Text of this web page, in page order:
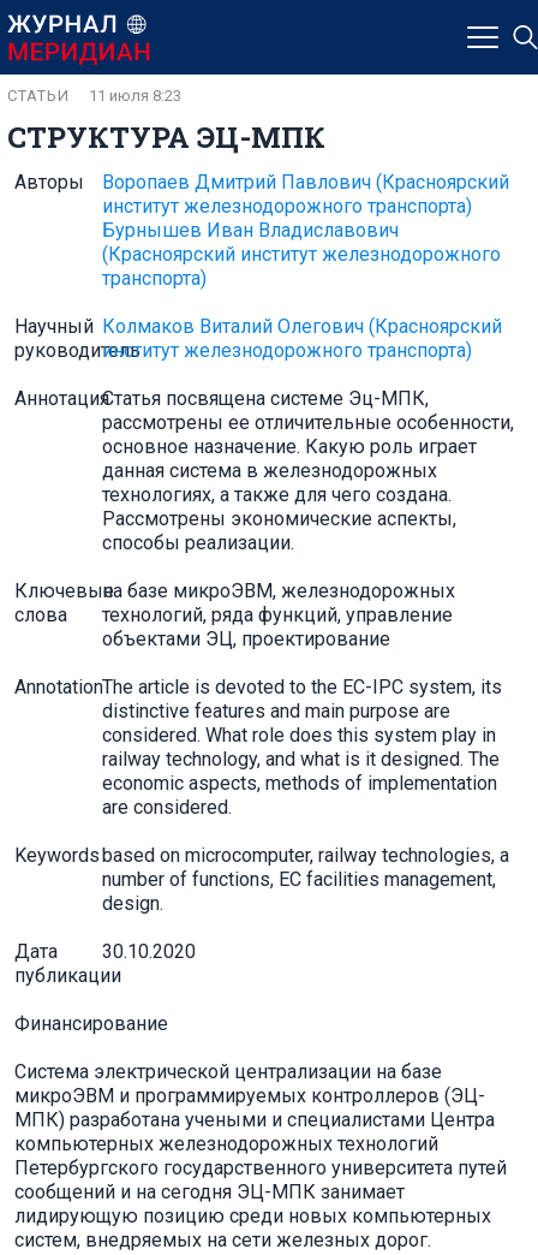
CТРУКТУРА ЭЦ-МПК
СТАТЬИ 11 июля 8:23
Авторы Воропаев Дмитрий Павлович (Красноярский
институт железнодорожного транспорта)
Бурнышев Иван Владиславович
(Красноярский институт железнодорожного
транспорта)
Научный
руководитель
Колмаков Виталий Олегович (Красноярский
институт железнодорожного транспорта)
АннотацияСтатья посвящена системе Эц-МПК,
рассмотрены ее отличительные особенности,
основное назначение. Какую роль играет
данная система в железнодорожных
технологиях, а также для чего создана.
Рассмотрены экономические аспекты,
способы реализации.
Ключевые
слова
на базе микроЭВМ, железнодорожных
технологий, ряда функций, управление
объектами ЭЦ, проектирование
AnnotationThe article is devoted to the EC-IPC system, its
distinctive features and main purpose are
considered. What role does this system play in
railway technology, and what is it designed. The
economic aspects, methods of implementation
are considered.
Keywordsbased on microcomputer, railway technologies, a
number of functions, EC facilities management,
design.
Дата
публикации
30.10.2020
Финансирование
Система электрической централизации на базе
микроЭВМ и программируемых контроллеров (ЭЦ-
МПК) разработана учеными и специалистами Центра
компьютерных железнодорожных технологий
Петербургского государственного университета путей
сообщений и на сегодня ЭЦ-МПК занимает
лидирующую позицию среди новых компьютерных
систем, внедряемых на сети железных дорог.